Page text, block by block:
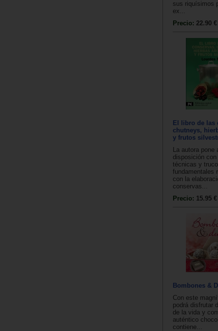
sus riquísimos
ex...
Precio: 22.90 €
El libro de las
chutneys,
y frutos
La autora pone
disposición
técnicas y
fundamentales
con la
conservas...
Precio: 15.95 €
Bombones &
Con este
podrá disfrutar
de la vida y
auténtico
contiene...